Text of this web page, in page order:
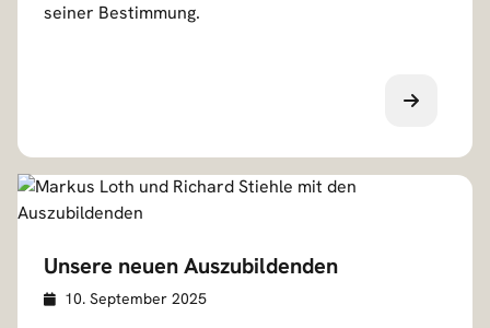
seiner Bestimmung.
Unsere neuen Auszubildenden
D Veröffentlicht am
10. September 2025